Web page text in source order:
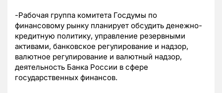
-Рабочая группа комитета Госдумы по
финансовому рынку планирует обсудить денежно-
кредитную политику, управление резервными
активами, банковское регулирование и надзор,
валютное регулирование и валютный надзор,
деятельность Банка России в сфере
государственных финансов.